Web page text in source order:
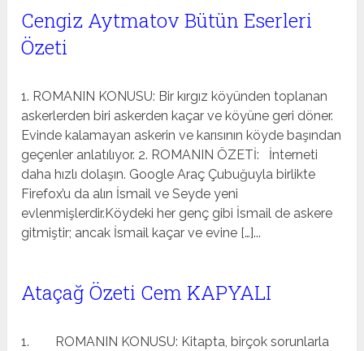
Cengiz Aytmatov Bütün Eserleri
Özeti
1. ROMANIN KONUSU: Bir kırgız köyünden toplanan
askerlerden biri askerden kaçar ve köyüne geri döner.
Evinde kalamayan askerin ve karısının köyde başından
geçenler anlatılıyor. 2. ROMANIN ÖZETİ: İnterneti
daha hızlı dolaşın. Google Araç Çubuğuyla birlikte
Firefox’u da alın İsmail ve Seyde yeni
evlenmişlerdir.Köydeki her genç gibi İsmail de askere
gitmiştir; ancak İsmail kaçar ve evine […]...
Ataçağ Özeti Cem KAPYALI
1. ROMANIN KONUSU: Kitapta, birçok sorunlarla